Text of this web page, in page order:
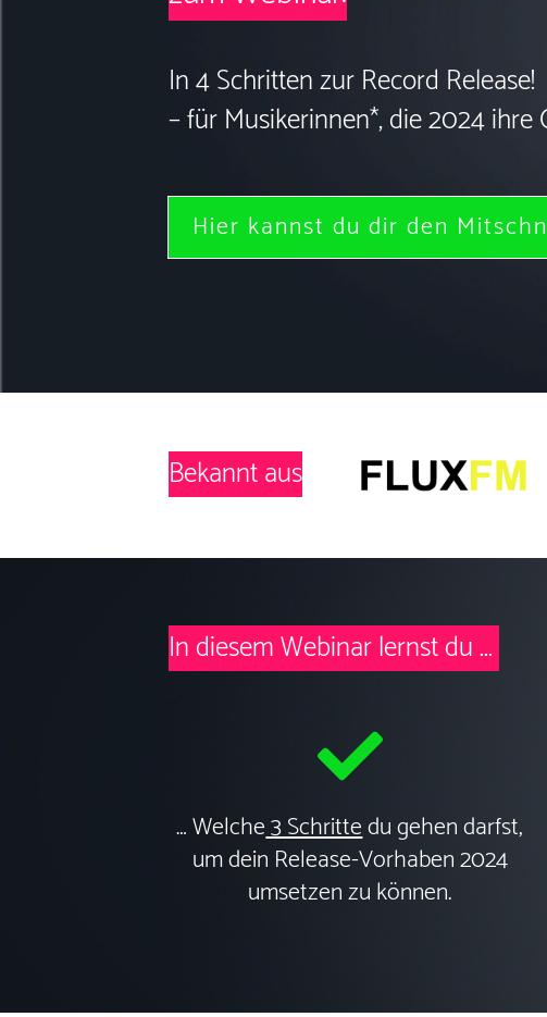
In 4 Schritten zur Record Release!
– für Musikerinnen*, die 2024
Hier kannst du dir den
Bekannt aus
In diesem Webinar lernst du ...
…Welche3 Schrittedu gehen darfst,
um dein Release-Vorhaben 2024
umsetzen zu können.